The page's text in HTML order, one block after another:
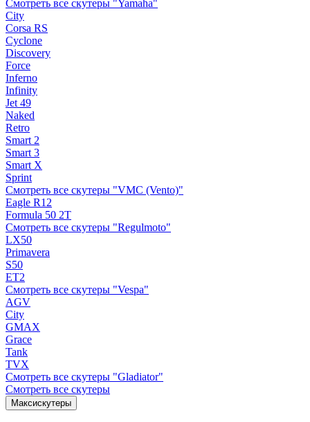
Смотреть все скутеры "Yamaha"
City
Corsa RS
Cyclone
Discovery
Force
Inferno
Infinity
Jet 49
Naked
Retro
Smart 2
Smart 3
Smart X
Sprint
Смотреть все скутеры "VMC (Vento)"
Eagle R12
Formula 50 2Т
Смотреть все скутеры "Regulmoto"
LX50
Primavera
S50
ET2
Смотреть все скутеры "Vespa"
AGV
City
GMAX
Grace
Tank
TVX
Смотреть все скутеры "Gladiator"
Смотреть все скутеры
Максискутеры